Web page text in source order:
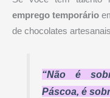
emprego temporário
de chocolates
“Não é
Páscoa, é